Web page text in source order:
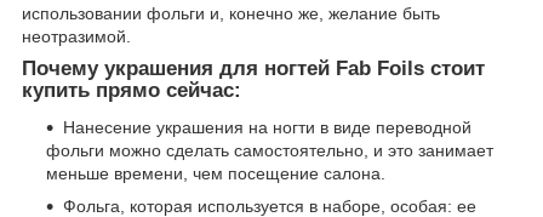
использовании фольги и, конечно же, желание быть
неотразимой.
Почему украшения для ногтей Fab Foils стоит
купить прямо сейчас:
Нанесение украшения на ногти в виде переводной
фольги можно сделать самостоятельно, и это занимает
меньше времени, чем посещение салона.
Фольга, которая используется в наборе, особая: ее